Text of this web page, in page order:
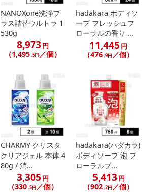
NANOXone洗浄プ
ラス詰替ウルトラ 1
530g
8,973円
（1,495.5円／個）
hadakara ボディソ
ープ フレッシュフ
ローラルの香り ...
11,445 円
（476.9円／個）
CHARMY クリスタ
クリアジェル 本体 4
80g / 消...
3,305 円
（330.5円 ／個）
hadakara(ハダカラ)
ボディソープ 泡 フ
ローラルブ...
5,413円
（902.2円 ／個）